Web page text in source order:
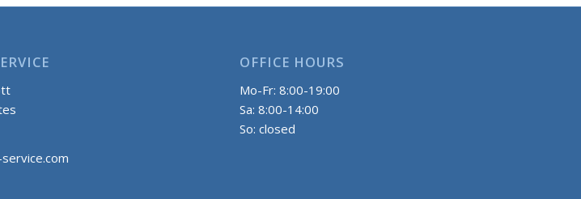
OFFICE HOURS
Mo-Fr: 8:00-19:00
Sa: 8:00-14:00
So: closed